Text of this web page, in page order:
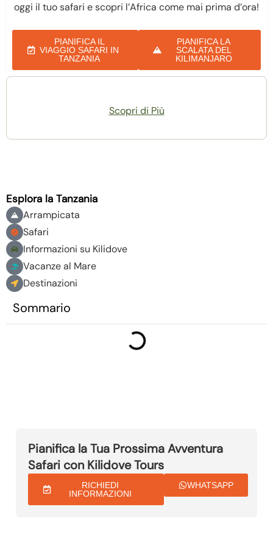
Sommario
oggi il tuo safari e scopri l’Africa come mai prima d’ora!
PIANIFICA IL
VIAGGIO SAFARI IN
TANZANIA
PIANIFICA LA
SCALATA DEL
KILIMANJARO
Scopri di Più
Esplora la Tanzania
Arrampicata
Safari
Informazioni su Kilidove
Vacanze al Mare
Destinazioni
Pianifica la Tua Prossima Avventura
Safari con Kilidove Tours
RICHIEDI
INFORMAZIONI
WHATSAPP